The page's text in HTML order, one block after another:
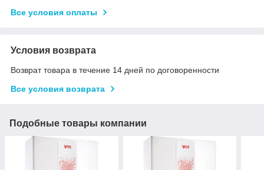
Все условия оплаты
Условия возврата
Возврат товара в течение 14 дней по договоренности
Все условия возврата
Подобные товары компании